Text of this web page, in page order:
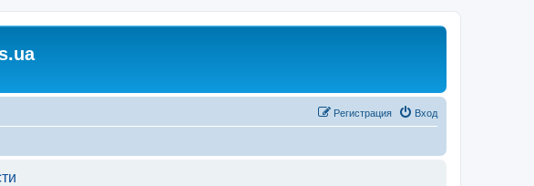
Вход
Регистрация